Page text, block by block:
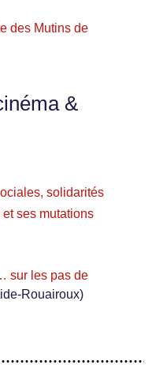
des Mutins de
&
solidarités
ses mutations
sur les pas de
Rouairoux)